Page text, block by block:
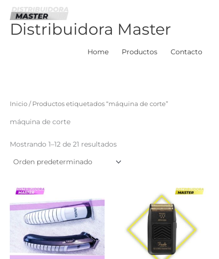
contenido
Distribuidora Master
Home Productos Contacto
Inicio / Productos etiquetados “máquina de corte”
máquina de corte
Mostrando 1–12 de 21 resultados